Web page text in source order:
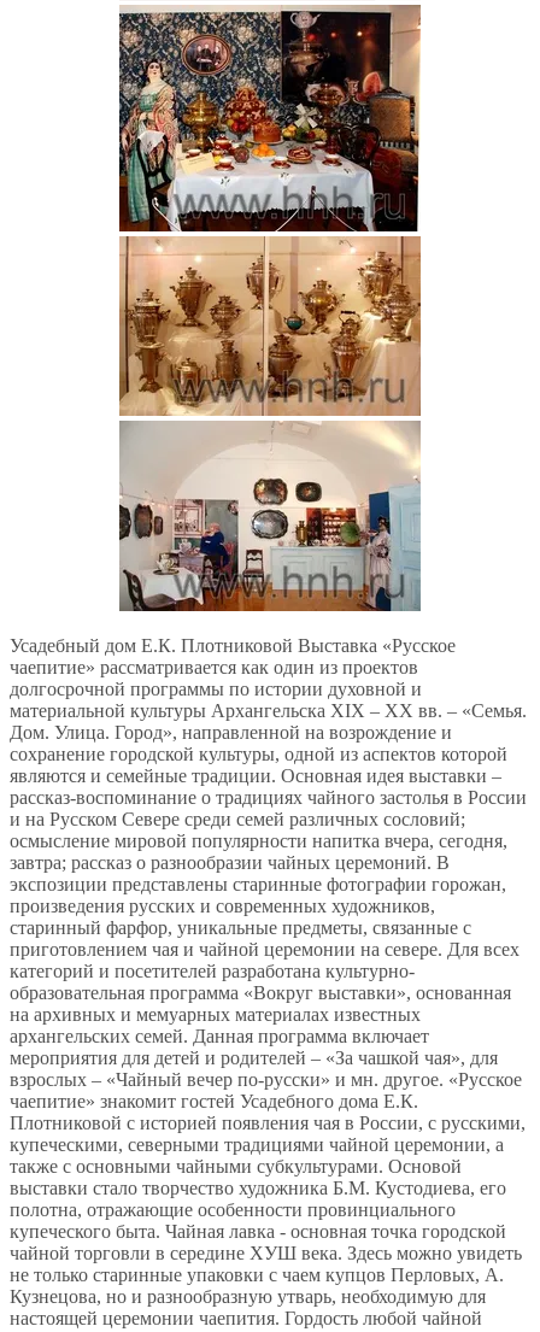
Усадебный дом Е.К. Плотниковой Выставка «Русское
чаепитие» рассматривается как один из проектов
долгосрочной программы по истории духовной и
материальной культуры Архангельска XIX – XX вв. – «Семья.
Дом. Улица. Город», направленной на возрождение и
сохранение городской культуры, одной из аспектов которой
являются и семейные традиции. Основная идея выставки –
рассказ-воспоминание о традициях чайного застолья в России
и на Русском Севере среди семей различных сословий;
осмысление мировой популярности напитка вчера, сегодня,
завтра; рассказ о разнообразии чайных церемоний. В
экспозиции представлены старинные фотографии горожан,
произведения русских и современных художников,
старинный фарфор, уникальные предметы, связанные с
приготовлением чая и чайной церемонии на севере. Для всех
категорий и посетителей разработана культурно-
образовательная программа «Вокруг выставки», основанная
на архивных и мемуарных материалах известных
архангельских семей. Данная программа включает
мероприятия для детей и родителей – «За чашкой чая», для
взрослых – «Чайный вечер по-русски» и мн. другое. «Русское
чаепитие» знакомит гостей Усадебного дома Е.К.
Плотниковой с историей появления чая в России, с русскими,
купеческими, северными традициями чайной церемонии, а
также с основными чайными субкультурами. Основой
выставки стало творчество художника Б.М. Кустодиева, его
полотна, отражающие особенности провинциального
купеческого быта. Чайная лавка - основная точка городской
чайной торговли в середине ХУШ века. Здесь можно увидеть
не только старинные упаковки с чаем купцов Перловых, А.
Кузнецова, но и разнообразную утварь, необходимую для
настоящей церемонии чаепития. Гордость любой чайной